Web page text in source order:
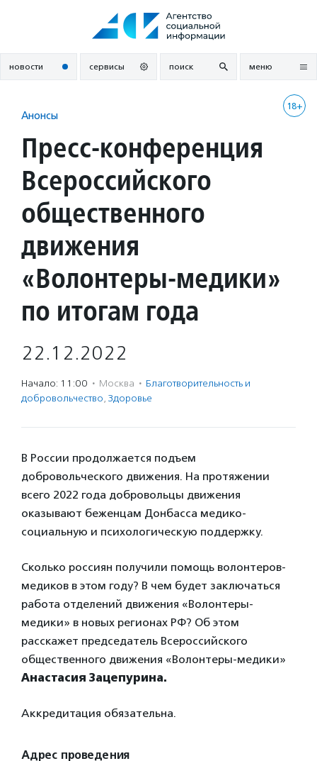
новости сервисы поиск меню
18+
Анонсы
Пресс-конференция
Всероссийского
общественного
движения
«Волонтеры-медики»
по итогам года
22.12.2022
Начало: 11:00 · Москва · Благотвори­тель­ность и
доброволь­чест­во, Здоровье
В России продолжается подъем
добровольческого движения. На протяжении
всего 2022 года добровольцы движения
оказывают беженцам Донбасса медико-
социальную и психологическую поддержку.
Сколько россиян получили помощь волонтеров-
медиков в этом году? В чем будет заключаться
работа отделений движения «Волонтеры-
медики» в новых регионах РФ? Об этом
расскажет председатель Всероссийского
общественного движения «Волонтеры-медики»
Анастасия Зацепурина.
Аккредитация обязательна.
Адрес проведения